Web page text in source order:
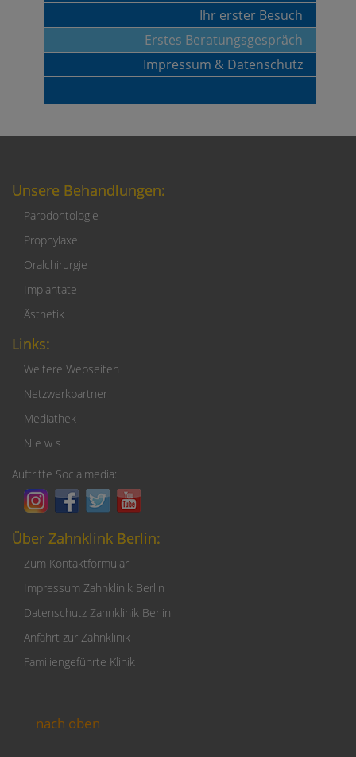
Ihr erster Besuch
Erstes Beratungsgespräch
Impressum & Datenschutz
Unsere Behandlungen:
Parodontologie
Prophylaxe
Oralchirurgie
Implantate
Ästhetik
Links:
Weitere Webseiten
Netzwerkpartner
Mediathek
N e w s
Auftritte Socialmedia:
Über Zahnklink Berlin:
Zum Kontaktformular
Impressum Zahnklinik Berlin
Datenschutz Zahnklinik Berlin
Anfahrt zur Zahnklinik
Familiengeführte Klinik
nach oben